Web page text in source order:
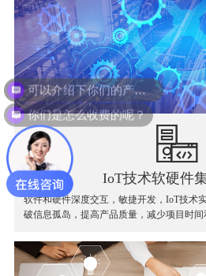
IoT技术软硬件
软件和硬件深度交互，敏捷开发，IoT技术
破信息孤岛，提高产品质量，减少项目时间
你们是怎么收费的呢？